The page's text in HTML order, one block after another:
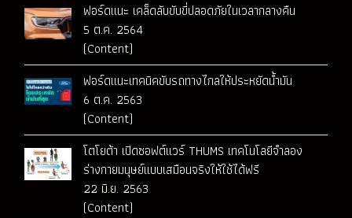
ฟอร์ดแนะ เคล็ดลับขับขี่ปลอดภัยในเวลากลางคืน
5 ต.ค. 2564
(Content)
ฟอร์ดแนะเทคนิคขับรถทางไกลให้ประหยัดน้ำมัน
6 ต.ค. 2563
(Content)
โตโยต้า เปิดซอฟต์แวร์ THUMS เทคโนโลยีจำลอง
ร่างกายมนุษย์แบบเสมือนจริงให้ใช้ได้ฟรี
22 มิ.ย. 2563
(Content)